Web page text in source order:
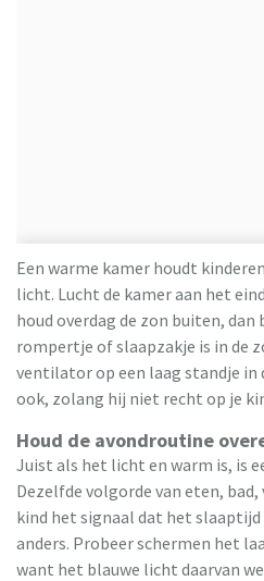
Een warme kamer houdt
licht. Lucht de kamer aan het
houd overdag de zon buiten,
rompertje of slaapzakje is in de
ventilator op een laag standje in
ook, zolang hij niet recht op je
Houd de avondroutine
Juist als het licht en warm is, is
Dezelfde volgorde van eten,
kind het signaal dat het
anders. Probeer schermen het
want het blauwe licht daarvan